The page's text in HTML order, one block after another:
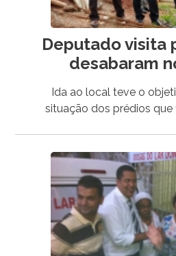
Deputado visita
desabaram
Ida ao local teve o
situação dos prédios